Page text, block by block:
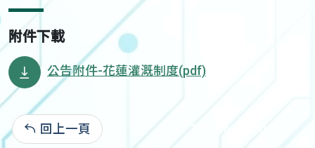
附件下載
公告附件-花蓮灌溉制度(pdf)
回上一頁 115-06-02:70